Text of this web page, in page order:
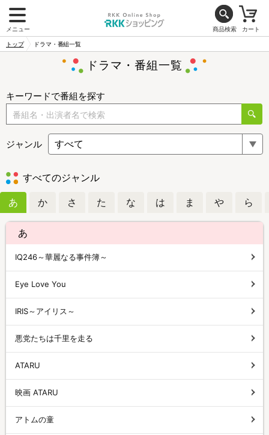
メニュー 商品検索 カート
トップ ドラマ・番組一覧
ドラマ・番組一覧
キーワードで番組を探す
ジャンル
すべてのジャンル
あ か さ た な は ま や ら
あ
IQ246～華麗なる事件簿～
Eye Love You
IRIS～アイリス～
悪党たちは千里を走る
ATARU
映画 ATARU
アトムの童